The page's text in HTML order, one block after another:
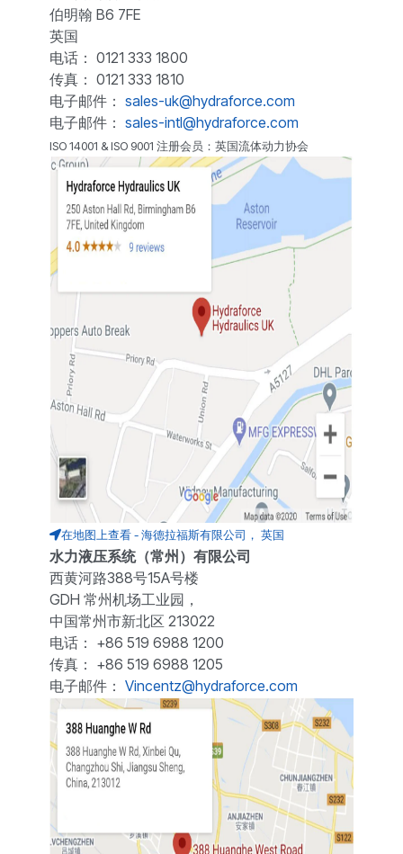
伯明翰 B6 7FE
英国
电话： 0121 333 1800
传真： 0121 333 1810
电子邮件： sales-uk@hydraforce.com
电子邮件： sales-intl@hydraforce.com
ISO 14001 & ISO 9001 注册会员：英国流体动力协会
在地图上查看 - 海德拉福斯有限公司， 英国
水力液压系统（常州）有限公司
西黄河路388号15A号楼
GDH 常州机场工业园，
中国常州市新北区 213022
电话： +86 519 6988 1200
传真： +86 519 6988 1205
电子邮件： Vincentz@hydraforce.com